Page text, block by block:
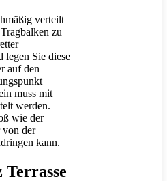
verteilt
zu
legen Sie diese
auf den
muss mit
werden.
wie der
von der
kann.